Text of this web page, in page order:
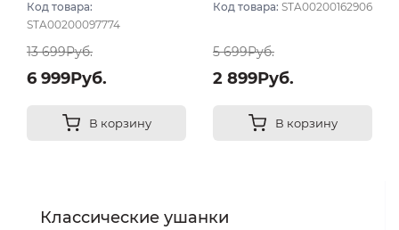
Код товара:
STA00200097774
13 699Руб.
6 999Руб.
В корзину
Код товара: STA00200162906
5 699Руб.
2 899Руб.
В корзину
Классические ушанки